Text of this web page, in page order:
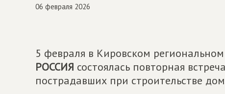
06 февраля 2026
5 февраля в Кировском
РОССИЯ состоялась повторная
пострадавших при строительстве